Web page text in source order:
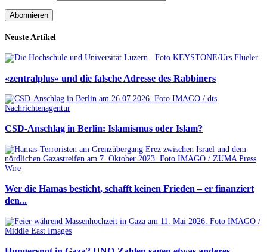
Neuste Artikel
«zentralplus» und die falsche Adresse des Rabbiners
CSD-Anschlag in Berlin: Islamismus oder Islam?
Wer die Hamas besticht, schafft keinen Frieden – er finanziert
den...